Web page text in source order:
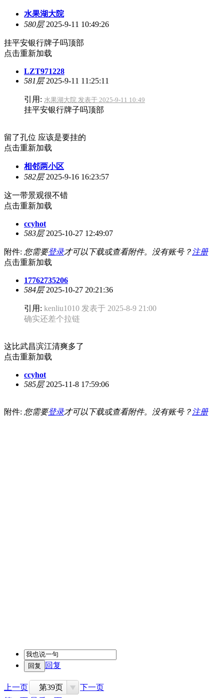
水果湖大院
580层2025-9-11 10:49:26
挂平安银行牌子吗顶部
点击重新加载
LZT971228
581层2025-9-11 11:25:11
引用: 水果湖大院 发表于 2025-9-11 10:49
挂平安银行牌子吗顶部
留了孔位 应该是要挂的
点击重新加载
相邻两小区
582层2025-9-16 16:23:57
这一带景观很不错
点击重新加载
ccyhot
583层2025-10-27 12:49:07
附件: 您需要登录才可以下载或查看附件。没有账号？ 注册
点击重新加载
17762735206
584层2025-10-27 20:21:36
引用: kenliu1010 发表于 2025-8-9 21:00
确实还差个拉链
这比武昌滨江清爽多了
点击重新加载
ccyhot
585层2025-11-8 17:59:06
附件: 您需要登录才可以下载或查看附件。没有账号？ 注册
回复
上一页 第39页
下一页